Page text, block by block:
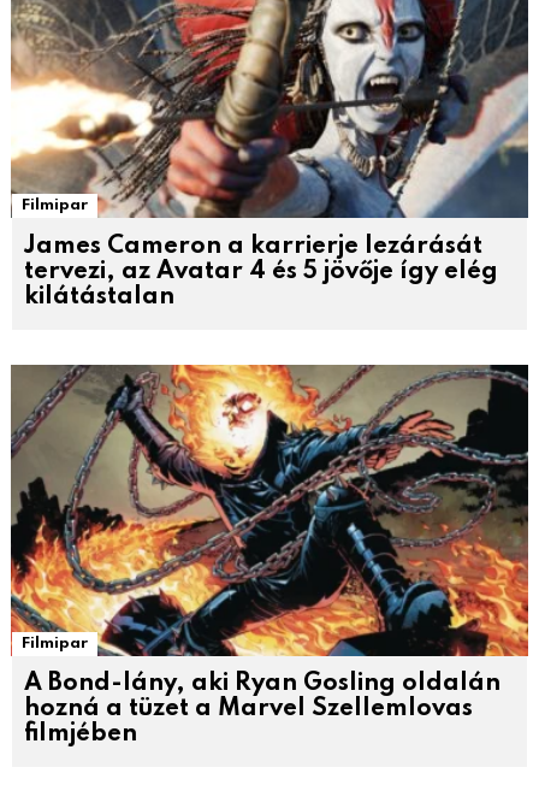
Filmipar
James Cameron a karrierje lezárását
tervezi, az Avatar 4 és 5 jövője így elég
kilátástalan
Filmipar
A Bond-lány, aki Ryan Gosling oldalán
hozná a tüzet a Marvel Szellemlovas
filmjében